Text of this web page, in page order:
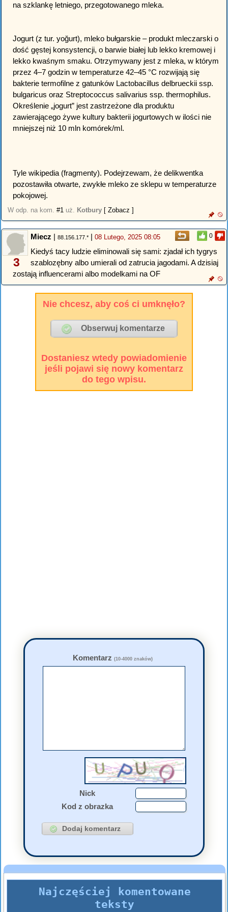
na szklankę letniego, przegotowanego mleka.
Jogurt (z tur. yoğurt), mleko bułgarskie – produkt mleczarski o
dość gęstej konsystencji, o barwie białej lub lekko kremowej i
lekko kwaśnym smaku. Otrzymywany jest z mleka, w którym
przez 4–7 godzin w temperaturze 42–45 °C rozwijają się
bakterie termofilne z gatunków Lactobacillus delbrueckii ssp.
bulgaricus oraz Streptococcus salivarius ssp. thermophilus.
Określenie „jogurt” jest zastrzeżone dla produktu
zawierającego żywe kultury bakterii jogurtowych w ilości nie
mniejszej niż 10 mln komórek/ml.
Tyle wikipedia (fragmenty). Podejrzewam, że delikwentka
pozostawiła otwarte, zwykłe mleko ze sklepu w temperaturze
pokojowej.
W odp. na kom. #1 uż. Kotbury [ Zobacz ]
0
3
Miecz | 88.156.177.* | 08 Lutego, 2025 08:05
Kiedyś tacy ludzie eliminowali się sami: zjadał ich tygrys
szablozębny albo umierali od zatrucia jagodami. A dzisiaj
zostają influencerami albo modelkami na OF
Nie chcesz, aby coś ci umknęło?
Dostaniesz wtedy powiadomienie
jeśli pojawi się nowy komentarz
do tego wpisu.
Komentarz (10-4000 znaków)
Nick
Kod z obrazka
Najczęściej komentowane
teksty